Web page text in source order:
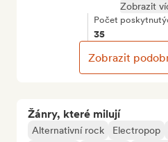
Žánry, které milují
Alternativní rock Electropop
Zobrazit
Počet
35
Zobrazit